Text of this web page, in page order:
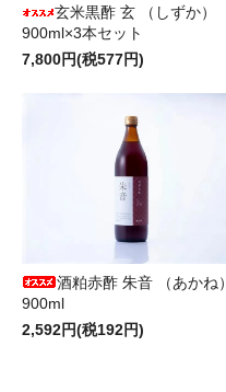
玄米黒酢 玄 （しずか）
900ml×3本セット
7,800円(税577円)
酒粕赤酢 朱音 （あかね）
900ml
2,592円(税192円)